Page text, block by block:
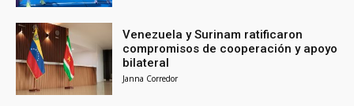
Venezuela y Surinam ratificaron
compromisos de cooperación y apoyo
bilateral
Janna Corredor